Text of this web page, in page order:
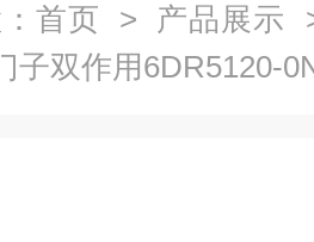
首页 > 产品展示
子双作用6DR5120-